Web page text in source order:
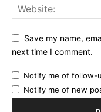
Save my name,
next time I comment.
Notify me of follow-
Notify me of new